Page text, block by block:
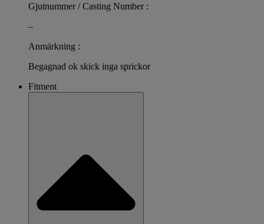
Gjutnummer / Casting Number :
–
Anmärkning :
Begagnad ok skick inga sprickor
Fitment